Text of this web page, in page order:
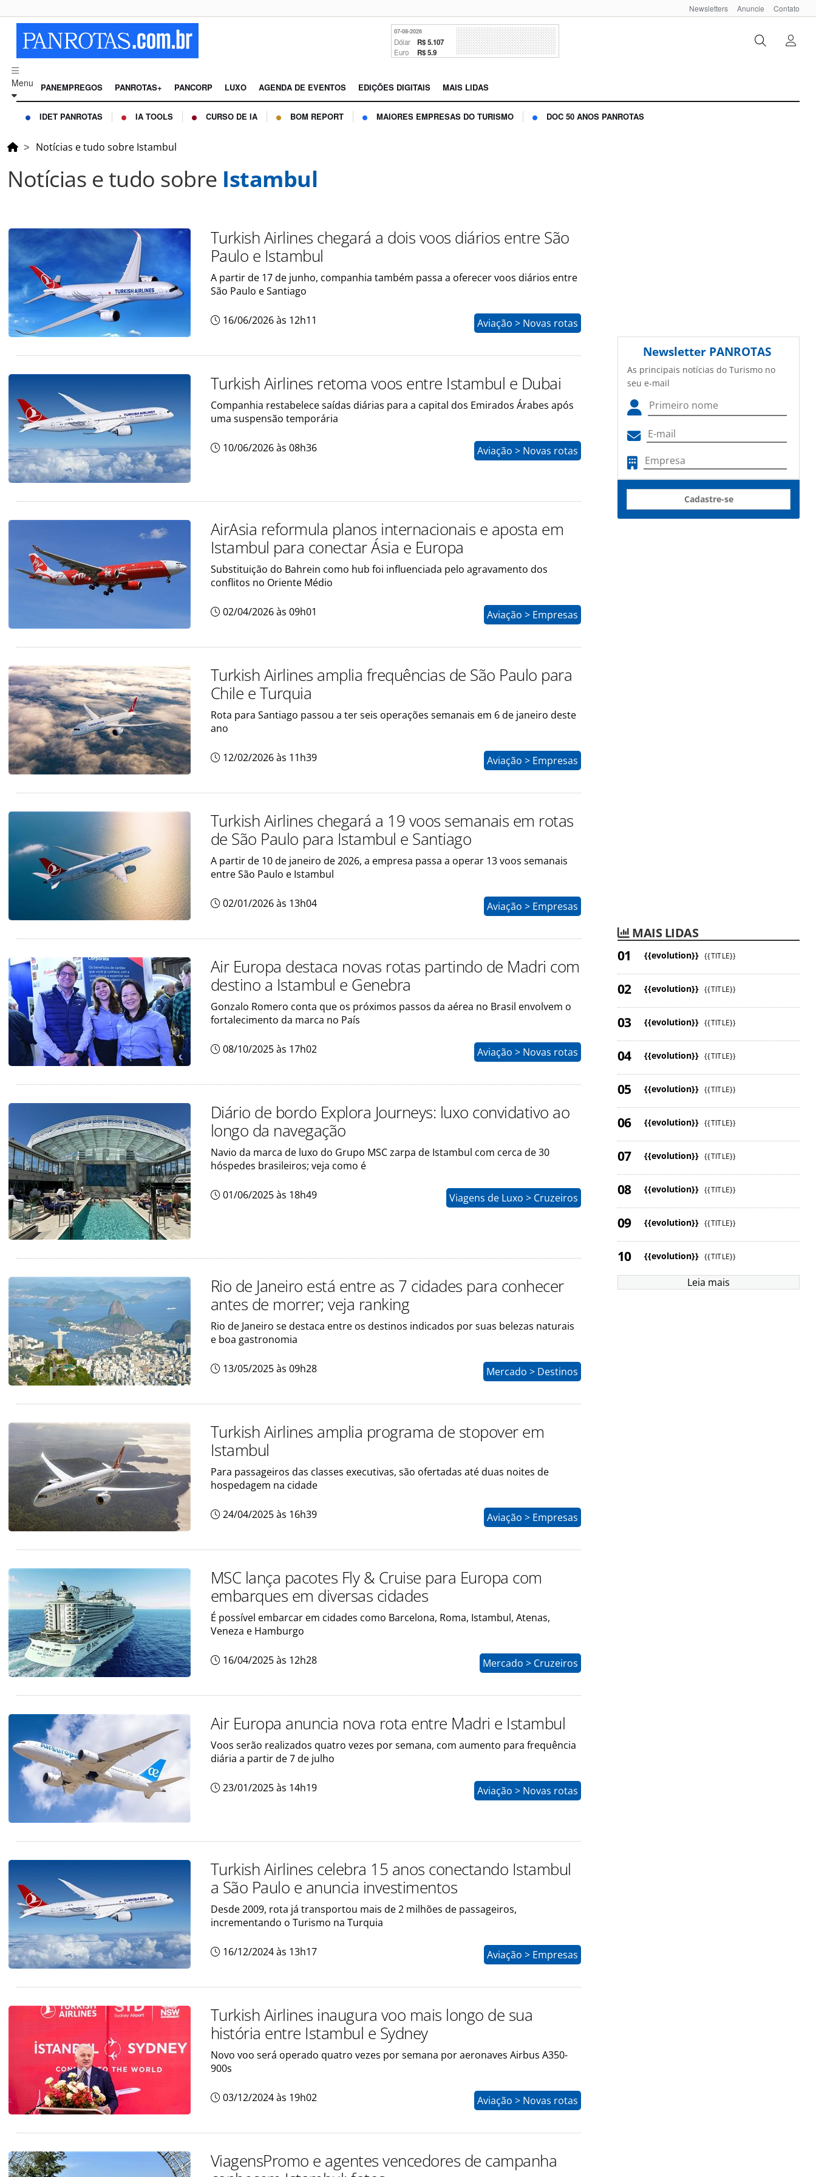
Newsletters Anuncie Contato
07-08-2026
Dólar R$ 5.107
Euro R$ 5.9
Menu PANEMPREGOS PANROTAS+ PANCORP LUXO AGENDA DE EVENTOS EDIÇÕES DIGITAIS MAIS LIDAS
IDET PANROTAS IA TOOLS CURSO DE IA BOM REPORT MAIORES EMPRESAS DO TURISMO DOC 50 ANOS PANROTAS
Notícias e tudo sobre Istambul
Notícias e tudo sobre Istambul
Turkish Airlines chegará a dois voos diários entre São
Paulo e Istambul
A partir de 17 de junho, companhia também passa a oferecer voos diários entre
São Paulo e Santiago
16/06/2026 às 12h11 Aviação > Novas rotas
Turkish Airlines retoma voos entre Istambul e Dubai
Companhia restabelece saídas diárias para a capital dos Emirados Árabes após
uma suspensão temporária
10/06/2026 às 08h36 Aviação > Novas rotas
AirAsia reformula planos internacionais e aposta em
Istambul para conectar Ásia e Europa
Substituição do Bahrein como hub foi influenciada pelo agravamento dos
conflitos no Oriente Médio
02/04/2026 às 09h01 Aviação > Empresas
Turkish Airlines amplia frequências de São Paulo para
Chile e Turquia
Rota para Santiago passou a ter seis operações semanais em 6 de janeiro deste
ano
12/02/2026 às 11h39 Aviação > Empresas
Turkish Airlines chegará a 19 voos semanais em rotas
de São Paulo para Istambul e Santiago
A partir de 10 de janeiro de 2026, a empresa passa a operar 13 voos semanais
entre São Paulo e Istambul
02/01/2026 às 13h04 Aviação > Empresas
Air Europa destaca novas rotas partindo de Madri com
destino a Istambul e Genebra
Gonzalo Romero conta que os próximos passos da aérea no Brasil envolvem o
fortalecimento da marca no País
08/10/2025 às 17h02 Aviação > Novas rotas
Diário de bordo Explora Journeys: luxo convidativo ao
longo da navegação
Navio da marca de luxo do Grupo MSC zarpa de Istambul com cerca de 30
hóspedes brasileiros; veja como é
01/06/2025 às 18h49 Viagens de Luxo > Cruzeiros
Rio de Janeiro está entre as 7 cidades para conhecer
antes de morrer; veja ranking
Rio de Janeiro se destaca entre os destinos indicados por suas belezas naturais
e boa gastronomia
13/05/2025 às 09h28 Mercado > Destinos
Turkish Airlines amplia programa de stopover em
Istambul
Para passageiros das classes executivas, são ofertadas até duas noites de
hospedagem na cidade
24/04/2025 às 16h39 Aviação > Empresas
MSC lança pacotes Fly & Cruise para Europa com
embarques em diversas cidades
É possível embarcar em cidades como Barcelona, Roma, Istambul, Atenas,
Veneza e Hamburgo
16/04/2025 às 12h28 Mercado > Cruzeiros
Air Europa anuncia nova rota entre Madri e Istambul
Voos serão realizados quatro vezes por semana, com aumento para frequência
diária a partir de 7 de julho
23/01/2025 às 14h19 Aviação > Novas rotas
Turkish Airlines celebra 15 anos conectando Istambul
a São Paulo e anuncia investimentos
Desde 2009, rota já transportou mais de 2 milhões de passageiros,
incrementando o Turismo na Turquia
16/12/2024 às 13h17 Aviação > Empresas
Turkish Airlines inaugura voo mais longo de sua
história entre Istambul e Sydney
Novo voo será operado quatro vezes por semana por aeronaves Airbus A350-
900s
03/12/2024 às 19h02 Aviação > Novas rotas
ViagensPromo e agentes vencedores de campanha
Newsletter PANROTAS
As principais notícias do Turismo no
seu e-mail
Cadastre-se
MAIS LIDAS
{{evolution}} {{TITLE}}
{{evolution}} {{TITLE}}
{{evolution}} {{TITLE}}
{{evolution}} {{TITLE}}
{{evolution}} {{TITLE}}
{{evolution}} {{TITLE}}
{{evolution}} {{TITLE}}
{{evolution}} {{TITLE}}
{{evolution}} {{TITLE}}
{{evolution}} {{TITLE}}
Leia mais